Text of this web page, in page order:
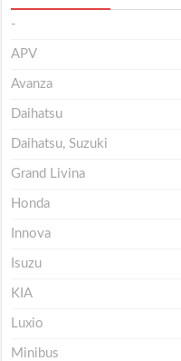
-
APV
Avanza
Daihatsu
Daihatsu, Suzuki
Grand Livina
Honda
Innova
Isuzu
KIA
Luxio
Minibus